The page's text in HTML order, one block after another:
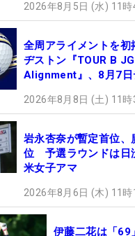
2026年8月5日 (水) 11時
全周アライメントを初
ヂストン『TOUR B
Alignment』、8月7日
2026年8月8日 (土) 11時
岩永杏奈が暫定首位、
位 予選ラウンドは日
米女子アマ
2026年8月6日 (木) 11時
伊藤二花は「69